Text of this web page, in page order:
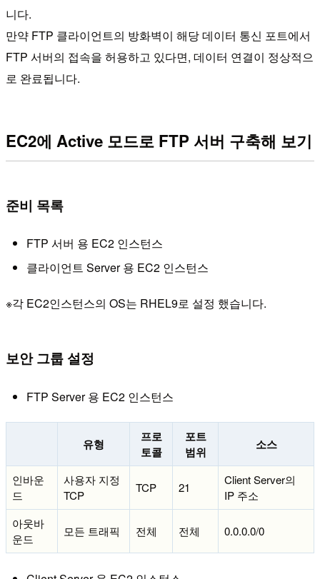
니다.
만약 FTP 클라이언트의 방화벽이 해당 데이터 통신 포트에서
FTP 서버의 접속을 허용하고 있다면, 데이터 연결이 정상적으
로 완료됩니다.
EC2에 Active 모드로 FTP 서버 구축해 보기
준비 목록
FTP 서버 용 EC2 인스턴스
클라이언트 Server 용 EC2 인스턴스
※각 EC2인스턴스의 OS는 RHEL9로 설정 했습니다.
보안 그룹 설정
FTP Server 용 EC2 인스턴스
유형
프로
토콜
포트
범위
소스
인바운
드
사용자 지정
TCP
TCP 21
Client Server의
IP 주소
아웃바
운드
모든 트래픽 전체 전체 0.0.0.0/0